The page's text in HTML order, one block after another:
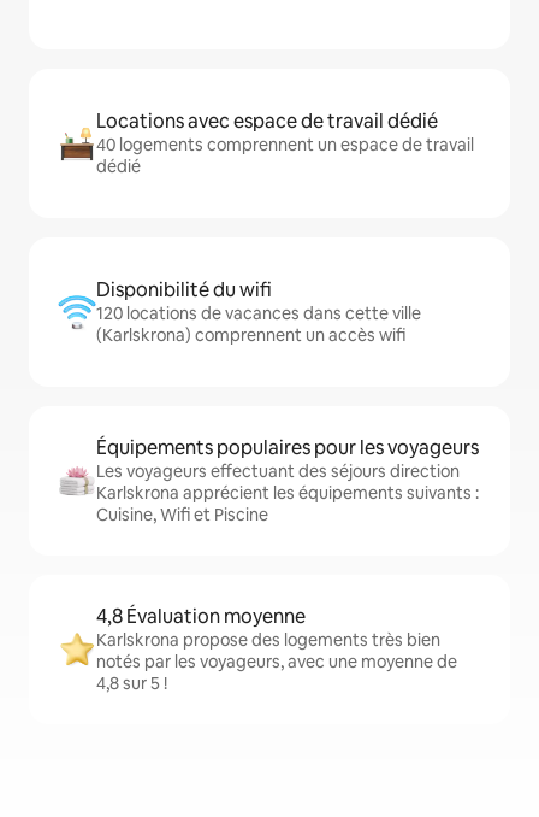
Locations avec espace de travail dédié
40 logements comprennent un espace de travail
dédié
Disponibilité du wifi
120 locations de vacances dans cette ville
(Karlskrona) comprennent un accès wifi
Équipements populaires pour les voyageurs
Les voyageurs effectuant des séjours direction
Karlskrona apprécient les équipements suivants :
Cuisine, Wifi et Piscine
4,8 Évaluation moyenne
Karlskrona propose des logements très bien
notés par les voyageurs, avec une moyenne de
4,8 sur 5 !